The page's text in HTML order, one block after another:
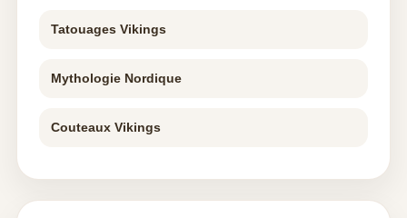
Tatouages Vikings
Mythologie Nordique
Couteaux Vikings